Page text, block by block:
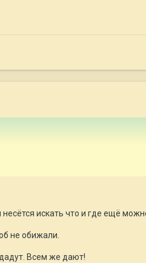
несётся искать что и где ещё
не обижали.
Всем же дают!